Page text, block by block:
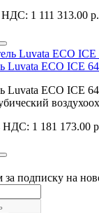
НДС: 1 111 313.00 р.
Luvata ECO ICE
Luvata ECO ICE
НДС: 1 181 173.00
за подписку на